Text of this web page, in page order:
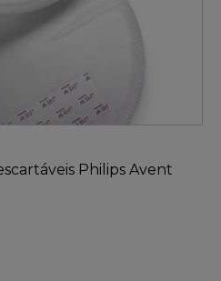
Philips Avent